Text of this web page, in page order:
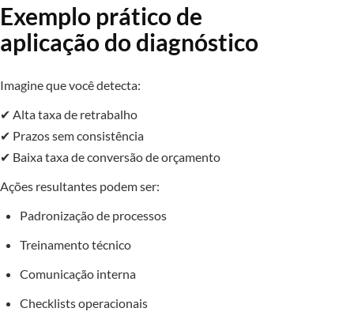
Exemplo prático de
aplicação do diagnóstico
Imagine que você detecta:
✔ Alta taxa de retrabalho
✔ Prazos sem consistência
✔ Baixa taxa de conversão de orçamento
Ações resultantes podem ser:
Padronização de processos
Treinamento técnico
Comunicação interna
Checklists operacionais